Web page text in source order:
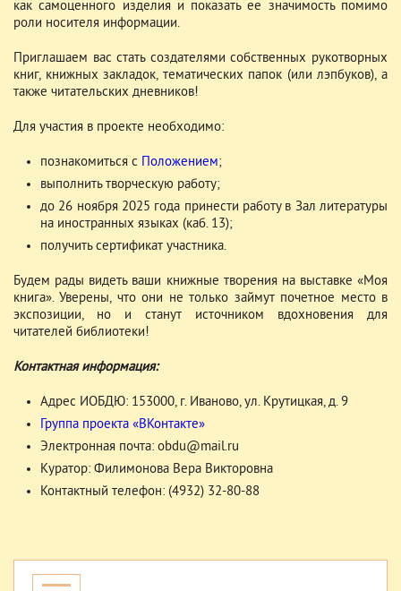
как самоценного изделия и показать ее значимость помимо
роли носителя информации.
Приглашаем вас стать создателями собственных рукотворных
книг, книжных закладок, тематических папок (или лэпбуков), а
также читательских дневников!
Для участия в проекте необходимо:
познакомиться с Положением;
выполнить творческую работу;
до 26 ноября 2025 года принести работу в Зал литературы
на иностранных языках (каб. 13);
получить сертификат участника.
Будем рады видеть ваши книжные творения на выставке «Моя
книга». Уверены, что они не только займут почетное место в
экспозиции, но и станут источником вдохновения для
читателей библиотеки!
Контактная информация:
Адрес ИОБДЮ: 153000, г. Иваново, ул. Крутицкая, д. 9
Группа проекта «ВКонтакте»
Электронная почта: obdu@mail.ru
Куратор: Филимонова Вера Викторовна
Контактный телефон: (4932) 32-80-88